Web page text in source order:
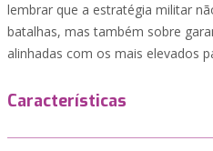
lembrar que a estratégia militar
batalhas, mas também sobre
alinhadas com os mais elevados
Características